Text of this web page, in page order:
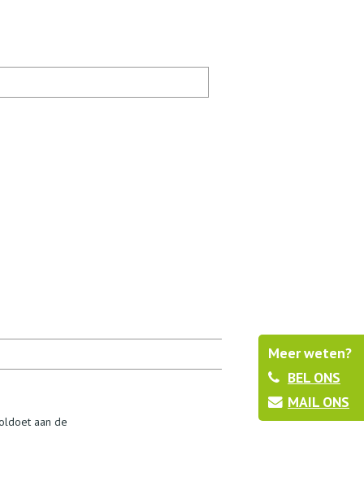
Meer weten?
BEL ONS
MAIL ONS
aan de